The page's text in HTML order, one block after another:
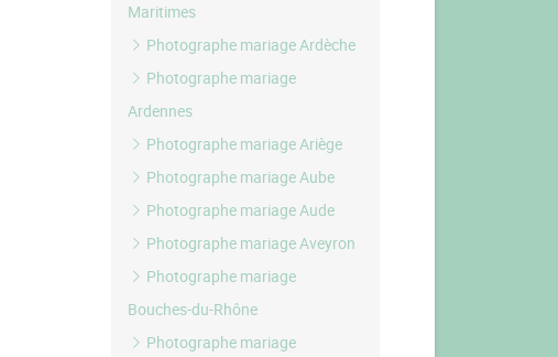
Maritimes
Photographe mariage Ardèche
Photographe mariage
Ardennes
Photographe mariage Ariège
Photographe mariage Aube
Photographe mariage Aude
Photographe mariage Aveyron
Photographe mariage
Bouches-du-Rhône
Photographe mariage